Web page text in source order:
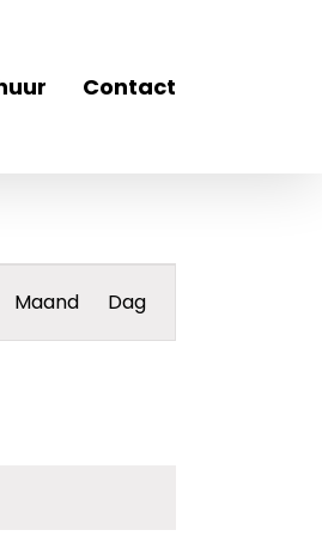
Contact
weergaven
navigatie
Maand Dag